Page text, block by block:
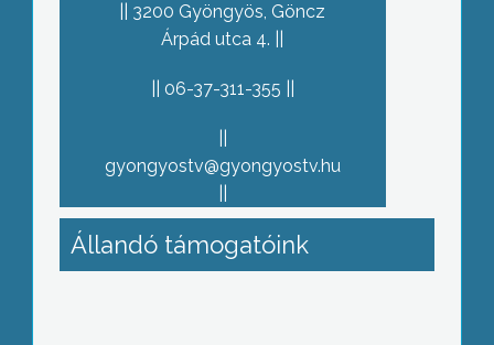
3200 Gyöngyös, Göncz
Árpád utca 4.
06-37-311-355
gyongyostv@gyongyostv.hu
Állandó támogatóink